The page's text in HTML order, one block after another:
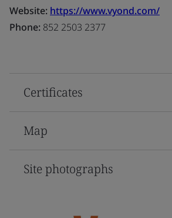
Website: https://www.vyond.com/
Phone: 852 2503 2377
Certificates
Map
Site photographs